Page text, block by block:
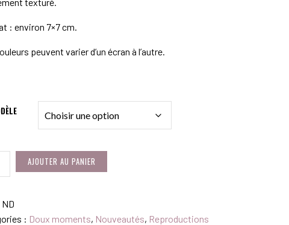
: environ 7×7 cm.
peuvent varier d’un écran à l’autre.
AJOUTER AU PANIER
ND
: Doux moments, Nouveautés, Reproductions